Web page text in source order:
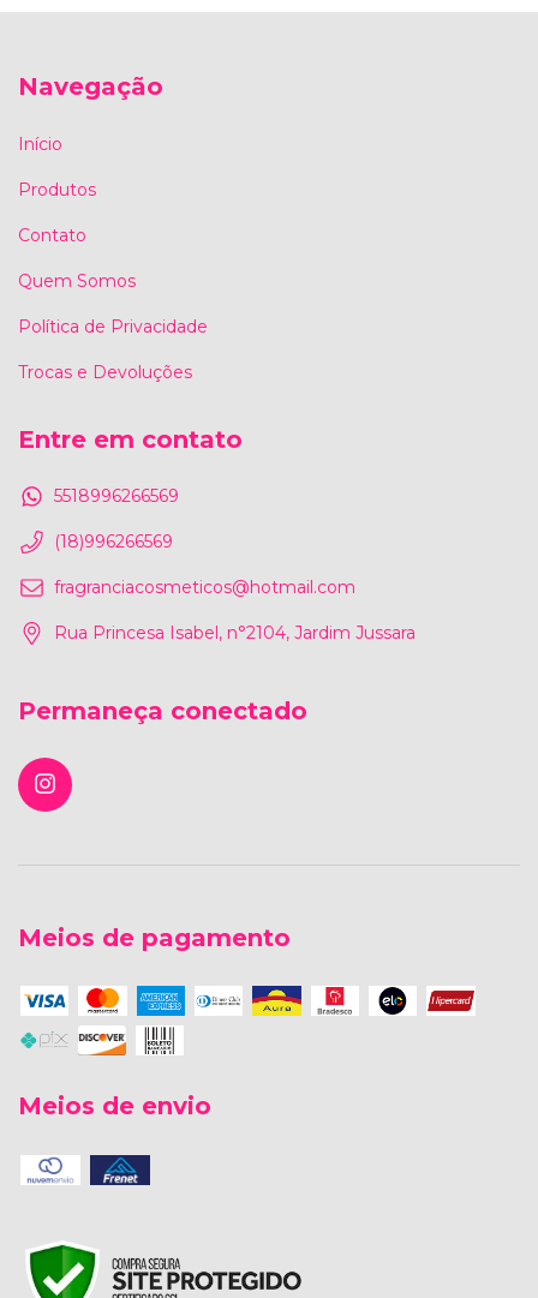
Navegação
Início
Produtos
Contato
Quem Somos
Política de Privacidade
Trocas e Devoluções
Entre em contato
5518996266569
(18)996266569
fragranciacosmeticos@hotmail.com
Rua Princesa Isabel, n°2104, Jardim Jussara
Permaneça conectado
Meios de pagamento
Meios de envio